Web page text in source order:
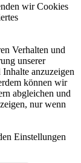
wir Cookies
Verhalten und
unserer
anzuzeigen
können wir
abgleichen und
nur wenn
Einstellungen